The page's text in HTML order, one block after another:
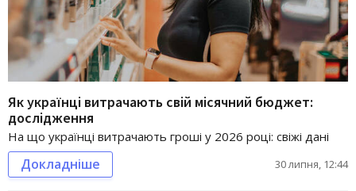
Як українці витрачають свій місячний бюджет:
дослідження
На що українці витрачають гроші у 2026 році: свіжі дані
Докладніше 30 липня, 12:44